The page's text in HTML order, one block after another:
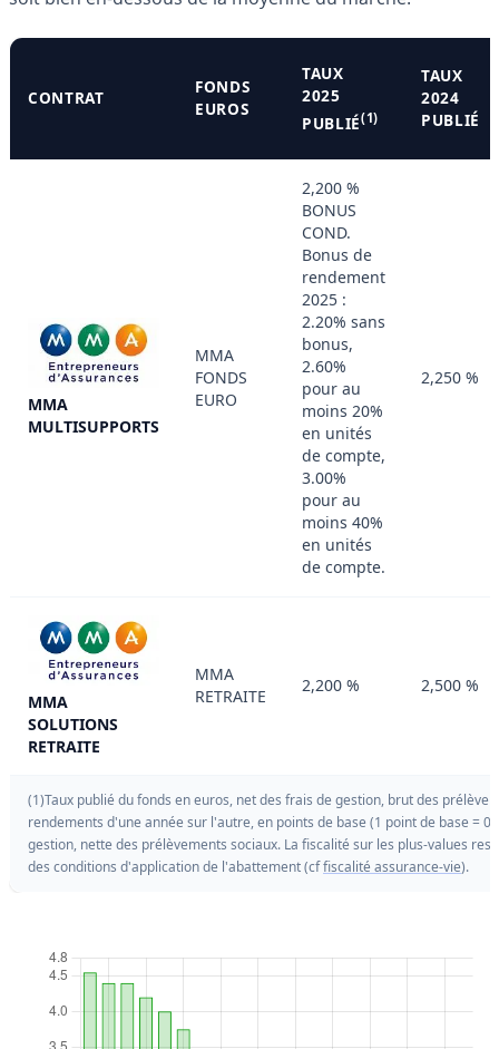
CONTRAT
FONDS
EUROS
TAUX
2025
PUBLIÉ(1)
TAUX
2024
PUBLIÉ
MMA
MULTISUPPORTS
MMA
FONDS
EURO
2,200 %
BONUS
COND.
Bonus de
rendement
2025 :
2.20% sans
bonus,
2.60%
pour au
moins 20%
en unités
de compte,
3.00%
pour au
moins 40%
en unités
de compte.
2,250 %
MMA
SOLUTIONS
RETRAITE
MMA
RETRAITE
2,200 % 2,500 %
(1)Taux publié du fonds en euros, net des frais de gestion, brut des
rendements d'une année sur l'autre, en points de base (1 point de base =
gestion, nette des prélèvements sociaux. La fiscalité sur les plus-values
des conditions d'application de l'abattement (cffiscalité assurance-vie).